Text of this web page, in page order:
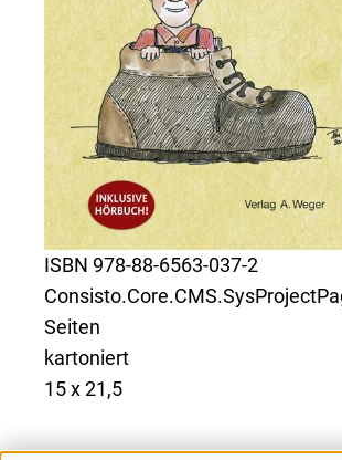
ISBN 978-88-6563-037-2
Seiten
kartoniert
15 x 21,5